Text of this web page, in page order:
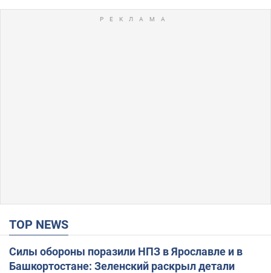
TOP NEWS
Силы обороны поразили НПЗ в Ярославле и в
Башкортостане: Зеленский раскрыл детали